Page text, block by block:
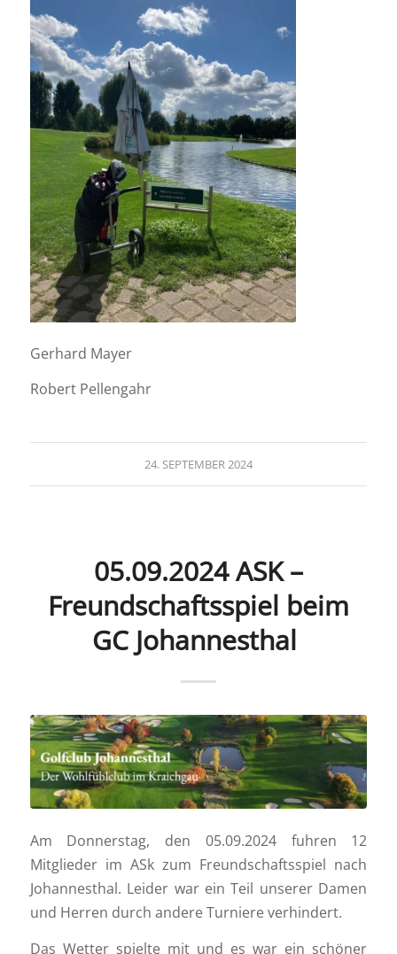
Gerhard Mayer
Robert Pellengahr
24. SEPTEMBER 2024
05.09.2024 ASK –
Freundschaftsspiel beim
GC Johannesthal
Am Donnerstag, den 05.09.2024 fuhren 12
Mitglieder im ASk zum Freundschaftsspiel nach
Johannesthal. Leider war ein Teil unserer Damen
und Herren durch andere Turniere verhindert.
Das Wetter spielte mit und es war ein schöner